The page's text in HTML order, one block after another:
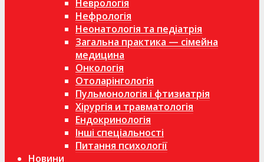
Неврологія
Нефрологія
Неонатологія та педіатрія
Загальна практика — сімейна
медицина
Онкологія
Отоларінгологія
Пульмонологія і фтизиатрія
Хірургія и травматологія
Ендокринологія
Інші спеціальності
Питання психології
Новини